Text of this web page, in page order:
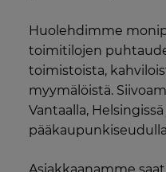
Huolehdimme
toimitilojen
toimistoista,
myymälöistä.
Vantaalla,